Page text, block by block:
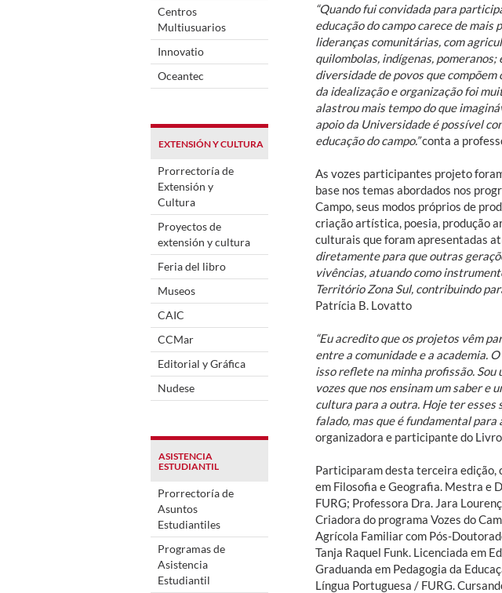
Centros
Multiusuarios
Innovatio
Oceantec
EXTENSIÓN Y CULTURA
Prorrectoría de
Extensión y
Cultura
Proyectos de
extensión y cultura
Feria del libro
Museos
CAIC
CCMar
Editorial y Gráfica
Nudese
ASISTENCIA
ESTUDIANTIL
Prorrectoría de
Asuntos
Estudiantiles
Programas de
Asistencia
Estudiantil
“Quando fui convidada para
educação do campo carece de
lideranças comunitárias, com
quilombolas, indígenas, pomeranos;
diversidade de povos que
da idealização e organização foi
alastrou mais tempo do que
apoio da Universidade é possível
educação do campo.”conta a
As vozes participantes projeto
base nos temas abordados nos
Campo, seus modos próprios de
criação artística, poesia, produção
culturais que foram apresentadas
diretamente para que outras
vivências, atuando como
Território Zona Sul, contribuindo
Patrícia B. Lovatto
“Eu acredito que os projetos vêm
entre a comunidade e a academia.
isso reflete na minha profissão. Sou
vozes que nos ensinam um saber e
cultura para a outra. Hoje ter
falado, mas que é fundamental para
organizadora e participante do Livro.
Participaram desta terceira edição,
em Filosofia e Geografia. Mestra e
FURG; Professora Dra. Jara
Criadora do programa Vozes do
Agrícola Familiar com Pós-
Tanja Raquel Funk. Licenciada em
Graduanda em Pedagogia da
Língua Portuguesa / FURG.